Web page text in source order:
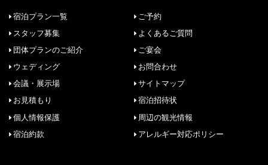
宿泊プラン一覧
ご予約
スタッフ募集
よくあるご質問
団体プランのご紹介
ご宴会
ウェディング
お問合わせ
会議・展示場
サイトマップ
お見積もり
宿泊招待状
個人情報保護
周辺の観光情報
宿泊約款
アレルギー対応ポリシー